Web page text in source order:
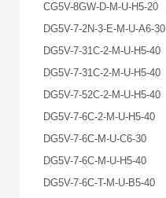
CG5V-8GW-D-M-U-H5-20
DG5V-7-2N-3-E-M-U-A6-30
DG5V-7-31C-2-M-U-H5-40
DG5V-7-31C-2-M-U-H5-40
DG5V-7-52C-2-M-U-H5-40
DG5V-7-6C-2-M-U-H5-40
DG5V-7-6C-M-U-C6-30
DG5V-7-6C-M-U-H5-40
DG5V-7-6C-T-M-U-B5-40